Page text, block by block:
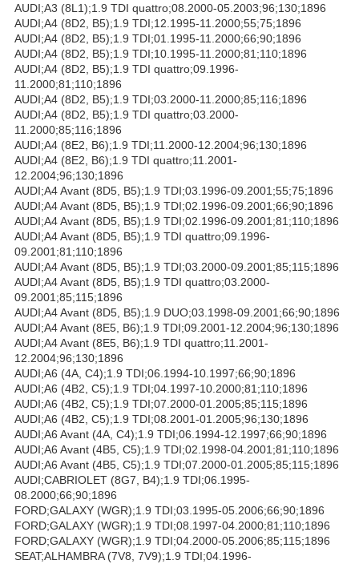
AUDI;A3 (8L1);1.9 TDI quattro;08.2000-05.2003;96;130;1896
AUDI;A4 (8D2, B5);1.9 TDI;12.1995-11.2000;55;75;1896
AUDI;A4 (8D2, B5);1.9 TDI;01.1995-11.2000;66;90;1896
AUDI;A4 (8D2, B5);1.9 TDI;10.1995-11.2000;81;110;1896
AUDI;A4 (8D2, B5);1.9 TDI quattro;09.1996-
11.2000;81;110;1896
AUDI;A4 (8D2, B5);1.9 TDI;03.2000-11.2000;85;116;1896
AUDI;A4 (8D2, B5);1.9 TDI quattro;03.2000-
11.2000;85;116;1896
AUDI;A4 (8E2, B6);1.9 TDI;11.2000-12.2004;96;130;1896
AUDI;A4 (8E2, B6);1.9 TDI quattro;11.2001-
12.2004;96;130;1896
AUDI;A4 Avant (8D5, B5);1.9 TDI;03.1996-09.2001;55;75;1896
AUDI;A4 Avant (8D5, B5);1.9 TDI;02.1996-09.2001;66;90;1896
AUDI;A4 Avant (8D5, B5);1.9 TDI;02.1996-09.2001;81;110;1896
AUDI;A4 Avant (8D5, B5);1.9 TDI quattro;09.1996-
09.2001;81;110;1896
AUDI;A4 Avant (8D5, B5);1.9 TDI;03.2000-09.2001;85;115;1896
AUDI;A4 Avant (8D5, B5);1.9 TDI quattro;03.2000-
09.2001;85;115;1896
AUDI;A4 Avant (8D5, B5);1.9 DUO;03.1998-09.2001;66;90;1896
AUDI;A4 Avant (8E5, B6);1.9 TDI;09.2001-12.2004;96;130;1896
AUDI;A4 Avant (8E5, B6);1.9 TDI quattro;11.2001-
12.2004;96;130;1896
AUDI;A6 (4A, C4);1.9 TDI;06.1994-10.1997;66;90;1896
AUDI;A6 (4B2, C5);1.9 TDI;04.1997-10.2000;81;110;1896
AUDI;A6 (4B2, C5);1.9 TDI;07.2000-01.2005;85;115;1896
AUDI;A6 (4B2, C5);1.9 TDI;08.2001-01.2005;96;130;1896
AUDI;A6 Avant (4A, C4);1.9 TDI;06.1994-12.1997;66;90;1896
AUDI;A6 Avant (4B5, C5);1.9 TDI;02.1998-04.2001;81;110;1896
AUDI;A6 Avant (4B5, C5);1.9 TDI;07.2000-01.2005;85;115;1896
AUDI;CABRIOLET (8G7, B4);1.9 TDI;06.1995-
08.2000;66;90;1896
FORD;GALAXY (WGR);1.9 TDI;03.1995-05.2006;66;90;1896
FORD;GALAXY (WGR);1.9 TDI;08.1997-04.2000;81;110;1896
FORD;GALAXY (WGR);1.9 TDI;04.2000-05.2006;85;115;1896
SEAT;ALHAMBRA (7V8, 7V9);1.9 TDI;04.1996-